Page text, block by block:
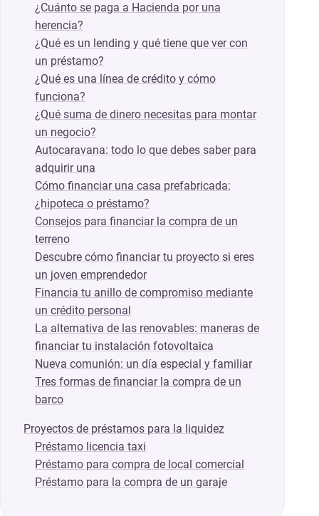
¿Cuánto se paga a Hacienda por una
herencia?
¿Qué es un lending y qué tiene que ver con
un préstamo?
¿Qué es una línea de crédito y cómo
funciona?
¿Qué suma de dinero necesitas para montar
un negocio?
Autocaravana: todo lo que debes saber para
adquirir una
Cómo financiar una casa prefabricada:
¿hipoteca o préstamo?
Consejos para financiar la compra de un
terreno
Descubre cómo financiar tu proyecto si eres
un joven emprendedor
Financia tu anillo de compromiso mediante
un crédito personal
La alternativa de las renovables: maneras de
financiar tu instalación fotovoltaica
Nueva comunión: un día especial y familiar
Tres formas de financiar la compra de un
barco
Proyectos de préstamos para la liquidez
Préstamo licencia taxi
Préstamo para compra de local comercial
Préstamo para la compra de un garaje